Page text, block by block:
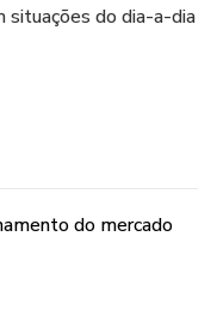
situações do dia-a-dia
do mercado